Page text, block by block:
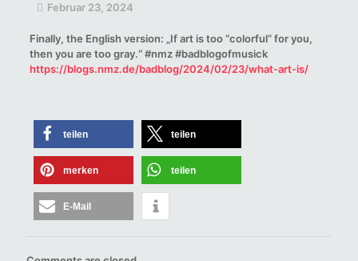
Februar 23, 2024
Finally, the English version: „If art is too “colorful” for you,
then you are too gray.“ #nmz #badblogofmusick
https://blogs.nmz.de/badblog/2024/02/23/what-art-is/
teilen teilen
merken teilen
E-Mail